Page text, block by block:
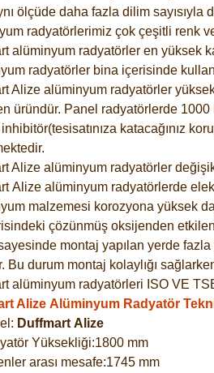
ölçüde daha fazla dilim sayısıyla
radyatörlerimiz çok çeşitli renk
alüminyum radyatörler en yüksek
radyatörler bina içerisinde
Alize alüminyum radyatörler
üründür. Panel radyatörlerde 1000
inhibitör(tesisatınıza katacağınız
Alize alüminyum radyatörler
Alize alüminyum radyatörlerde
malzemesi korozyona yüksek
çözünmüş oksijenden
sayesinde montaj yapılan yerde
Bu durum montaj kolaylığı
alüminyum radyatörleri ISO VE
Alize Alüminyum Radyatör
Duffmart Alize
Yüksekliği:1800 mm
arası mesafe:1745 mm